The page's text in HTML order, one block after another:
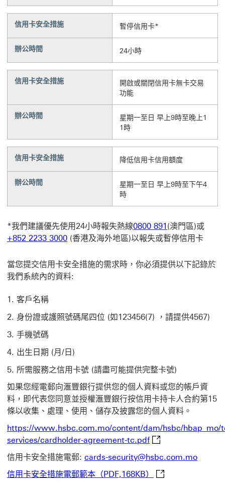
信用卡安全措施 暫停信用卡*
辦公時間 24小時
信用卡安全措施
開啟或關閉信用卡無卡交易
功能
辦公時間
星期一至日 早上9時至晚上1
1時
信用卡安全措施 降低信用卡信用額度
辦公時間
星期一至日 早上9時至下午4
時
*我們建議優先使用24小時報失熱線0800 891 (澳門區)或
+852 2233 3000 (香港及海外地區)以報失或暫停信用卡
當您提交信用卡安全措施的需求時，你必須提供以下記錄於
我們系統內的資料:
客戶名稱
身份證或護照號碼尾四位 (如123456(7) ，請提供4567)
手機號碼
出生日期 (月/日)
所需服務之信用卡號 (請盡可能提供完整卡號)
如果您經電郵向滙豐銀行提供您的個人資料或您的帳戶資
料，即代表您同意並授權滙豐銀行按信用卡持卡人合約第15
條以收集、處理、使用、儲存及披露您的個人資料。
https://www.hsbc.com.mo/content/dam/hsbc/hbap_mo/
services/cardholder-agreement-tc.pdfhttps://
信用卡安全措施電郵: cards-security@hsbc.com.mo
信用卡安全措施電郵範本（PDF,168KB）
信用卡安全措施電